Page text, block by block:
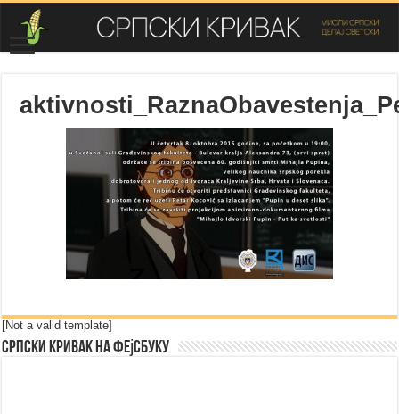
[Not a valid template]
Српски Кривак на Фејсбуку